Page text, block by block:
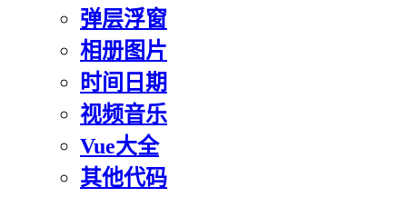
弹层浮窗
相册图片
时间日期
视频音乐
Vue大全
其他代码